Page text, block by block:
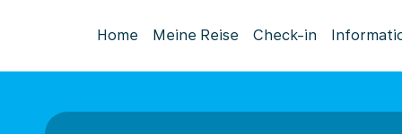
Home Meine Reise Check-in